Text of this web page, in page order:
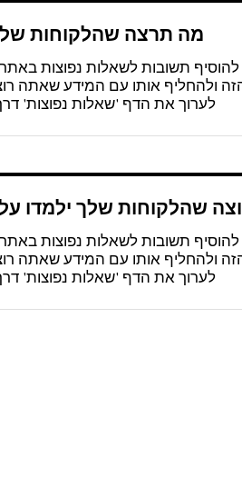
מה תרצה שהלקוחות
להוסיף תשובות לשאלות נפוצות
ולהחליף אותו עם המידע שאתה
לערוך את הדף 'שאלות נפוצות'
שהלקוחות שלך ילמדו
להוסיף תשובות לשאלות נפוצות
ולהחליף אותו עם המידע שאתה
לערוך את הדף 'שאלות נפוצות'